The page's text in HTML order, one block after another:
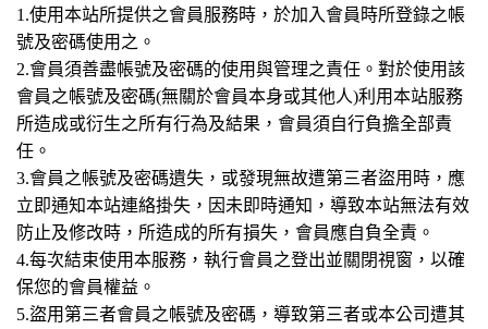
1.使用本站所提供之會員服務時，於加入會員時所登錄之帳
號及密碼使用之。
2.會員須善盡帳號及密碼的使用與管理之責任。對於使用該
會員之帳號及密碼(無關於會員本身或其他人)利用本站服務
所造成或衍生之所有行為及結果，會員須自行負擔全部責
任。
3.會員之帳號及密碼遺失，或發現無故遭第三者盜用時，應
立即通知本站連絡掛失，因未即時通知，導致本站無法有效
防止及修改時，所造成的所有損失，會員應自負全責。
4.每次結束使用本服務，執行會員之登出並關閉視窗，以確
保您的會員權益。
5.盜用第三者會員之帳號及密碼，導致第三者或本公司遭其